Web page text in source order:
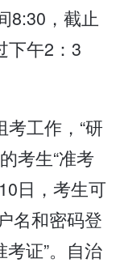
8:30，截止
下午2：3
工作，“研
考生“准考
日，考生可
名和密码登
考证”。自治